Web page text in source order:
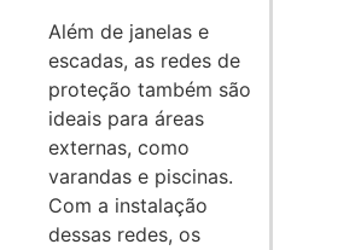
Além de janelas e
escadas, as redes de
proteção também são
ideais para áreas
externas, como
varandas e piscinas.
Com a instalação
dessas redes, os